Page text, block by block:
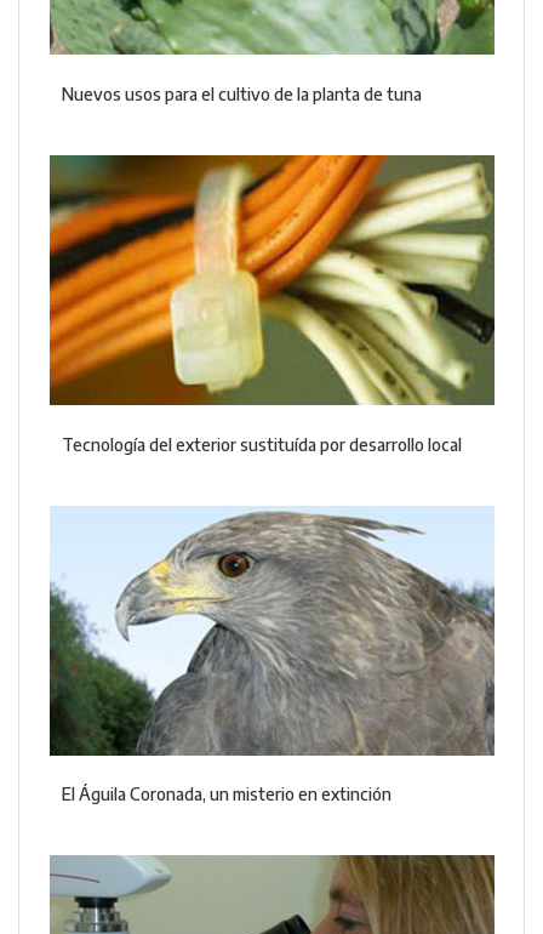
Nuevos usos para el cultivo de la planta de tuna
Tecnología del exterior sustituída por desarrollo local
El Águila Coronada, un misterio en extinción